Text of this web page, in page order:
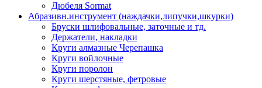
Дюбеля Sormat
Абразивн.инструмент (наждачки,липучки,шкурки)
Бруски шлифовальные, заточные и тд.
Держатели, накладки
Круги алмазные Черепашка
Круги войлочные
Круги поролон
Круги шерстяные, фетровые